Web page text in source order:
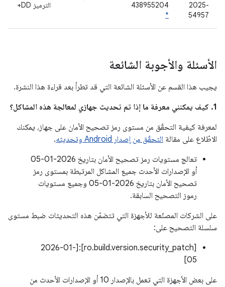
2025-
54957
438955204
*
الترميز DD+
الأسئلة والأجوبة الشائعة
يجيب هذا القسم عن الأسئلة الشائعة التي قد تطرأ بعد قراءة هذا النشرة.
1. كيف يمكنني معرفة ما إذا تم تحديث جهازي لمعالجة هذه المشاكل؟
لمعرفة كيفية التحقّق من مستوى رمز تصحيح الأمان على جهاز، يمكنك
الاطّلاع على مقالة التحقّق من إصدار Android وتحديثه
.
تعالج مستويات رمز تصحيح الأمان بتاريخ 2026-01-05
أو الإصدارات الأحدث جميع المشاكل المرتبطة بمستوى رمز
تصحيح الأمان بتاريخ 2026-01-05 وجميع مستويات
رموز التصحيح السابقة.
على الشركات المصنّعة للأجهزة التي تتضمّن هذه التحديثات ضبط مستوى
سلسلة التصحيح على:
[ro.build.version.security_patch]:[2026-01-
05]
على بعض الأجهزة التي تعمل بالإصدار 10 أو الإصدارات الأحدث من